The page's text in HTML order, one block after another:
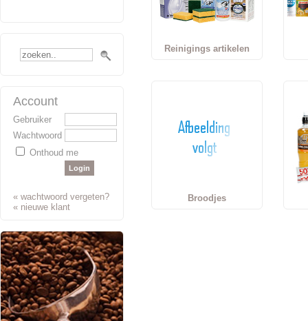
Account
Gebruiker
Wachtwoord
Onthoud me
« wachtwoord vergeten?
« nieuwe klant
Reinigings artikelen
Broodjes